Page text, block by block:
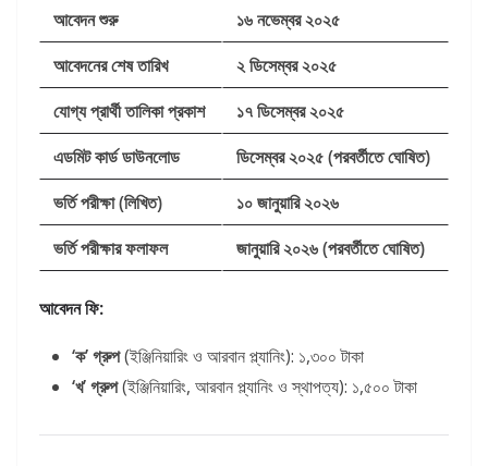
আবেদন শুরু
১৬ নভেম্বর ২০২৫
আবেদনের শেষ তারিখ
২ ডিসেম্বর ২০২৫
যোগ্য প্রার্থী তালিকা প্রকাশ
১৭ ডিসেম্বর ২০২৫
এডমিট কার্ড ডাউনলোড
ডিসেম্বর ২০২৫ (পরবর্তীতে ঘোষিত)
ভর্তি পরীক্ষা (লিখিত)
১০ জানুয়ারি ২০২৬
ভর্তি পরীক্ষার ফলাফল
জানুয়ারি ২০২৬ (পরবর্তীতে ঘোষিত)
আবেদন ফি:
‘ক’ গ্রুপ(ইঞ্জিনিয়ারিং ও আরবান প্ল্যানিং): ১,৩০০ টাকা
‘খ’ গ্রুপ(ইঞ্জিনিয়ারিং, আরবান প্ল্যানিং ও স্থাপত্য): ১,৫০০ টাকা